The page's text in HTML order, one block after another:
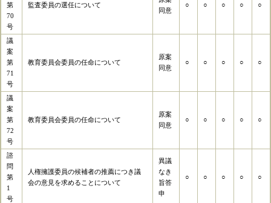
第
70
号
監査委員の選任について
同意
○ ○ ○ ○ ○
議
案
第
71
号
教育委員会委員の任命について
原案
同意
○ ○ ○ ○ ○
議
案
第
72
号
教育委員会委員の任命について
原案
同意
○ ○ ○ ○ ○
諮
問
第
1
号
人権擁護委員の候補者の推薦につき議
会の意見を求めることについて
異議
なき
旨答
申
○ ○ ○ ○ ○